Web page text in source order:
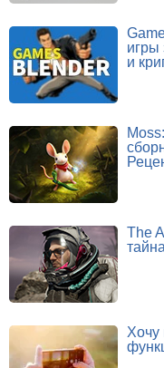
игры
и
The
Хочу